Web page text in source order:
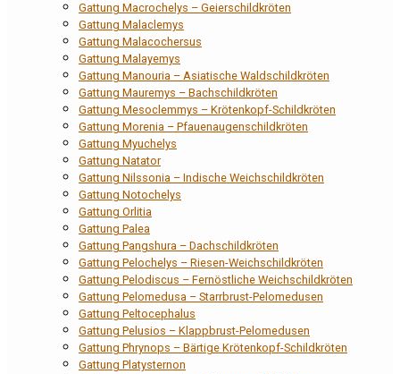
Gattung Macrochelys – Geierschildkröten
Gattung Malaclemys
Gattung Malacochersus
Gattung Malayemys
Gattung Manouria – Asiatische Waldschildkröten
Gattung Mauremys – Bachschildkröten
Gattung Mesoclemmys – Krötenkopf-Schildkröten
Gattung Morenia – Pfauenaugenschildkröten
Gattung Myuchelys
Gattung Natator
Gattung Nilssonia – Indische Weichschildkröten
Gattung Notochelys
Gattung Orlitia
Gattung Palea
Gattung Pangshura – Dachschildkröten
Gattung Pelochelys – Riesen-Weichschildkröten
Gattung Pelodiscus – Fernöstliche Weichschildkröten
Gattung Pelomedusa – Starrbrust-Pelomedusen
Gattung Peltocephalus
Gattung Pelusios – Klappbrust-Pelomedusen
Gattung Phrynops – Bärtige Krötenkopf-Schildkröten
Gattung Platysternon